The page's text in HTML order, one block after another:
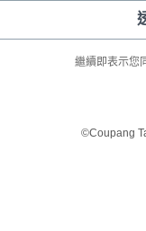
繼續即表示您
©Coupang